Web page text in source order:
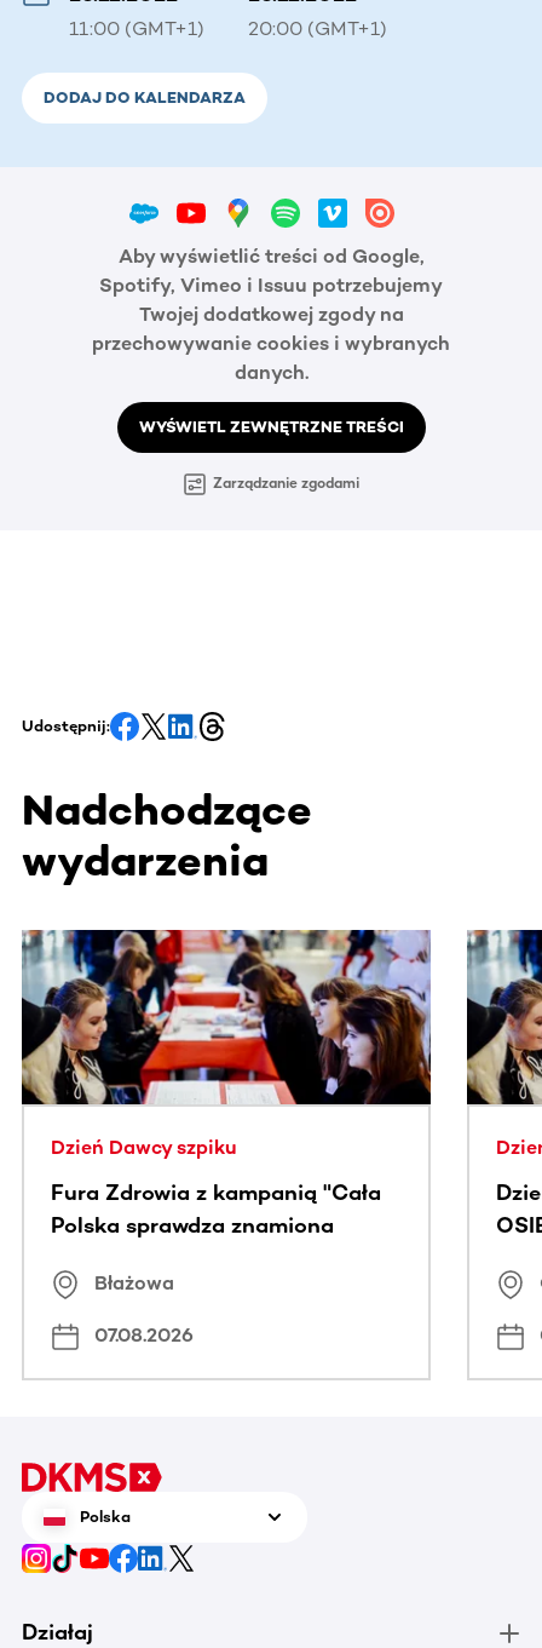
11:00 (GMT+1) 20:00 (GMT+1)
DODAJ DO KALENDARZA
Aby wyświetlić treści od Google,
Spotify, Vimeo i Issuu potrzebujemy
Twojej dodatkowej zgody na
przechowywanie cookies i wybranych
danych.
WYŚWIETL ZEWNĘTRZNE TREŚCI
Zarządzanie zgodami
Udostępnij:
Nadchodzące
wydarzenia
Ta sekcja zawiera treści przewijane w poziomie. Użyj
Dzień Dawcy szpiku
Fura Zdrowia z kampanią "Cała
Polska sprawdza znamiona
Błażowa
07.08.2026
Polska
Działaj